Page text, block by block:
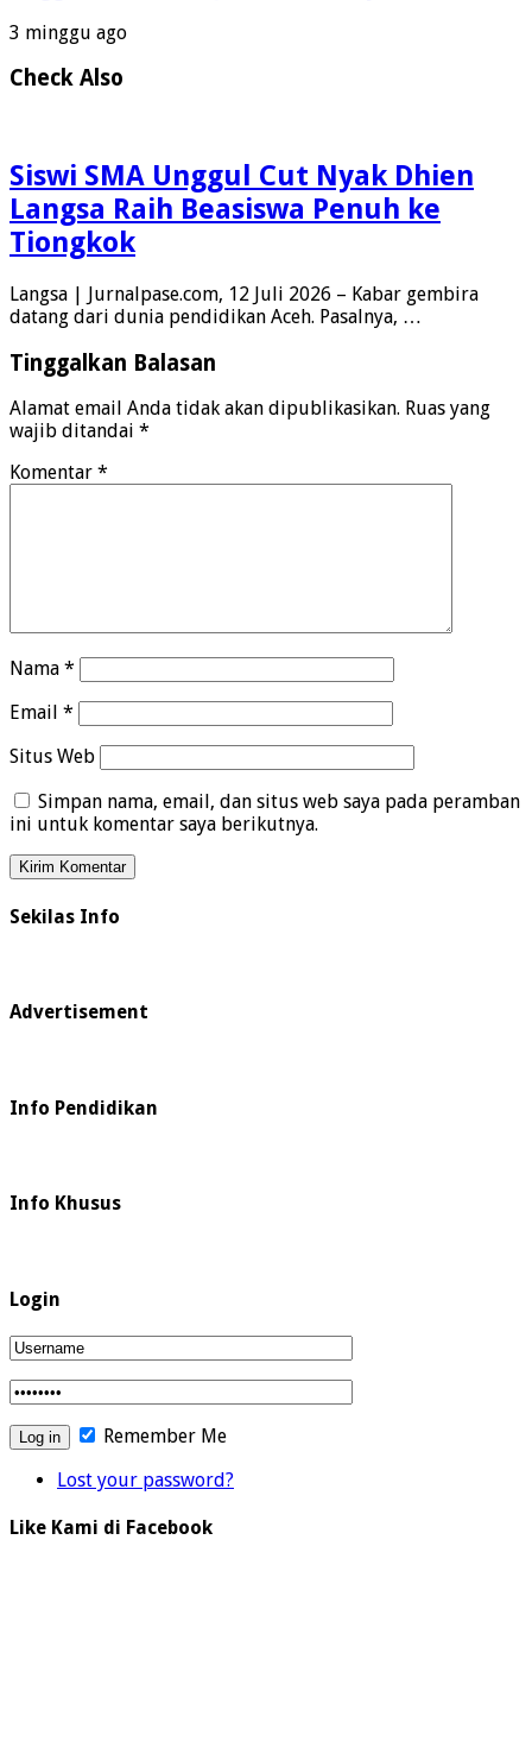
3 minggu ago
Check Also
Siswi SMA Unggul Cut Nyak Dhien
Langsa Raih Beasiswa Penuh ke
Tiongkok
Langsa | Jurnalpase.com, 12 Juli 2026 – Kabar gembira
datang dari dunia pendidikan Aceh. Pasalnya, …
Tinggalkan Balasan
Alamat email Anda tidak akan dipublikasikan. Ruas yang
wajib ditandai *
Komentar *
Nama *
Email *
Situs Web
Simpan nama, email, dan situs web saya pada peramban
ini untuk komentar saya berikutnya.
Sekilas Info
Advertisement
Info Pendidikan
Info Khusus
Login
Remember Me
Lost your password?
Like Kami di Facebook